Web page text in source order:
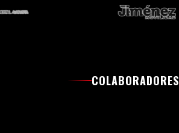
COLABORADORES